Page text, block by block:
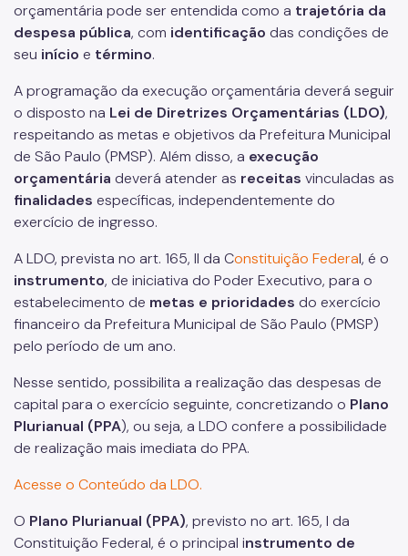
orçamentária pode ser entendida como a trajetória da
despesa pública, com identificação das condições de
seu início e término.
A programação da execução orçamentária deverá seguir
o disposto na Lei de Diretrizes Orçamentárias (LDO),
respeitando as metas e objetivos da Prefeitura Municipal
de São Paulo (PMSP). Além disso, a execução
orçamentária deverá atender as receitas vinculadas as
finalidades específicas, independentemente do
exercício de ingresso.
A LDO, prevista no art. 165, II da Constituição Federal, é o
instrumento, de iniciativa do Poder Executivo, para o
estabelecimento de metas e prioridades do exercício
financeiro da Prefeitura Municipal de São Paulo (PMSP)
pelo período de um ano.
Nesse sentido, possibilita a realização das despesas de
capital para o exercício seguinte, concretizando o Plano
Plurianual (PPA), ou seja, a LDO confere a possibilidade
de realização mais imediata do PPA.
Acesse o Conteúdo da LDO.
O Plano Plurianual (PPA), previsto no art. 165, I da
Constituição Federal, é o principal instrumento de